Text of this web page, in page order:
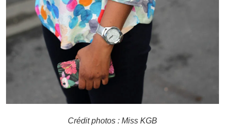
Crédit photos : Miss KGB